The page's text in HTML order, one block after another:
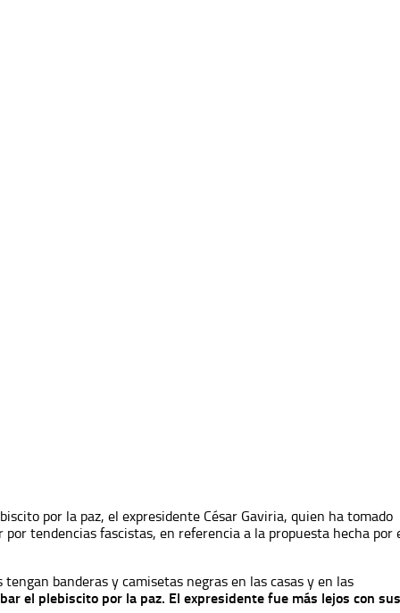
por la paz, el expresidente César Gaviria, quien ha tomado
tendencias fascistas, en referencia a la propuesta hecha por
banderas y camisetas negras en las casas y en las
el plebiscito por la paz. El expresidente fue más lejos con sus